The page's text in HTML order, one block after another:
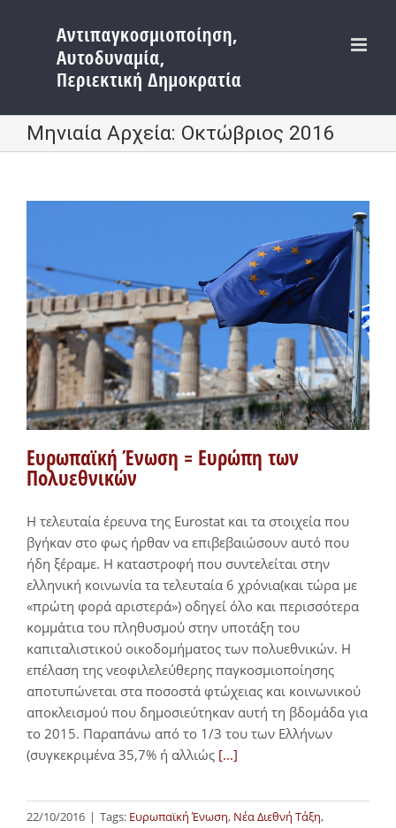
περιεχόμενο
Μηνιαία Αρχεία: Οκτώβριος 2016
Ευρωπαϊκή Ένωση = Ευρώπη των
Πολυεθνικών
H τελευταία έρευνα της Eurostat και τα στοιχεία που
βγήκαν στο φως ήρθαν να επιβεβαιώσουν αυτό που
ήδη ξέραμε. Η καταστροφή που συντελείται στην
ελληνική κοινωνία τα τελευταία 6 χρόνια(και τώρα με
«πρώτη φορά αριστερά») οδηγεί όλο και περισσότερα
κομμάτια του πληθυσμού στην υποτάξη του
καπιταλιστικού οικοδομήματος των πολυεθνικών. Η
επέλαση της νεοφιλελεύθερης παγκοσμιοποίησης
αποτυπώνεται στα ποσοστά φτώχειας και κοινωνικού
αποκλεισμού που δημοσιεύτηκαν αυτή τη βδομάδα για
το 2015. Παραπάνω από το 1/3 του των Ελλήνων
(συγκεκριμένα 35,7% ή αλλιώς [...]
22/10/2016 | Tags: Ευρωπαϊκή Ένωση, Νέα Διεθνή Τάξη,